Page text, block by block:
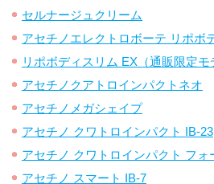
セルナージュクリーム
アセチノエレクトロボーテ リポボ
リポボディスリム EX（通販限定モ
アセチノクアトロインパクトネオ
アセチノメガシェイプ
アセチノ クワトロインパクト IB-23
アセチノ クワトロインパクト フォ
アセチノ スマート IB-7